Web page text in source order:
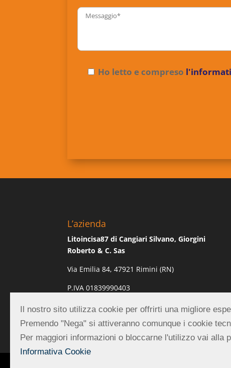
Ho letto e compreso
L’azienda
Litoincisa87 di Cangiari Silvano, Giorgini
Roberto & C. Sas
Via Emilia 84, 47921 Rimini (RN)
P.IVA 01839990403
REA RN-219882
Il nostro sito utilizza cookie per offrirti una migliore
Premendo "Nega" si attiveranno comunque i cookie
Per maggiori informazioni o bloccarne l'utilizzo vai alla
Informativa Cookie